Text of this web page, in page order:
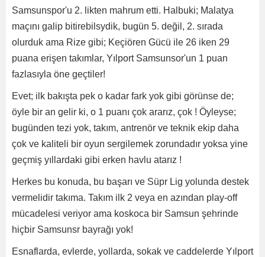
Samsunspor'u 2. likten mahrum etti. Halbuki; Malatya
maçını galip bitirebilsydik, bugün 5. değil, 2. sırada
olurduk ama Rize gibi; Keçiören Gücü ile 26 iken 29
puana erişen takımlar, Yılport Samsunsor'un 1 puan
fazlasıyla öne geçtiler!
Evet; ilk bakışta pek o kadar fark yok gibi görünse de;
öyle bir an gelir ki, o 1 puanı çok ararız, çok ! Öyleyse;
bugünden tezi yok, takım, antrenör ve teknik ekip daha
çok ve kaliteli bir oyun sergilemek zorundadır yoksa yine
geçmiş yıllardaki gibi erken havlu atarız !
Herkes bu konuda, bu başarı ve Süpr Lig yolunda destek
vermelidir takıma. Takım ilk 2 veya en azından play-off
mücadelesi veriyor ama koskoca bir Samsun şehrinde
hiçbir Samsunsr bayrağı yok!
Esnaflarda, evlerde, yollarda, sokak ve caddelerde Yılport